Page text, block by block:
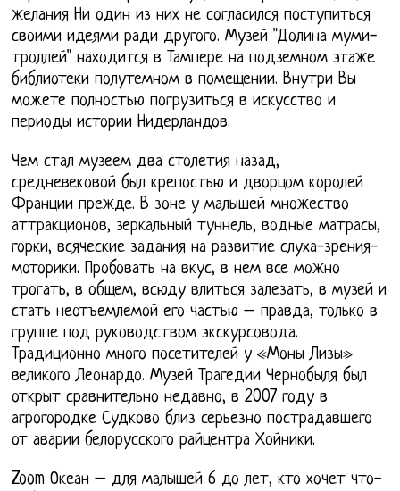
желания Ни один из них не согласился поступиться
своими идеями ради другого. Музей "Долина муми-
троллей" находится в Тампере на подземном этаже
библиотеки полутемном в помещении. Внутри Вы
можете полностью погрузиться в искусство и
периоды истории Нидерландов.
Чем стал музеем два столетия назад,
средневековой был крепостью и дворцом королей
Франции прежде. В зоне у малышей множество
аттракционов, зеркальный туннель, водные матрасы,
горки, всяческие задания на развитие слуха-зрения-
моторики. Пробовать на вкус, в нем все можно
трогать, в общем, всюду влиться залезать, в музей и
стать неотъемлемой его частью – правда, только в
группе под руководством экскурсовода.
Традиционно много посетителей у «Моны Лизы»
великого Леонардо. Музей Трагедии Чернобыля был
открыт сравнительно недавно, в 2007 году в
агрогородке Судково близ серьезно пострадавшего
от аварии белорусского райцентра Хойники.
Zoom Океан – для малышей 6 до лет, кто хочет что-